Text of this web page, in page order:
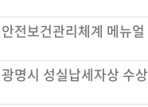
전보건관리체계 메뉴얼
명시 성실납세자상 수상